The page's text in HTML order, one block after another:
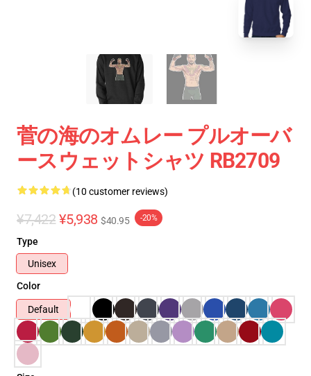
菅の海のオムレー プルオーバ
ースウェットシャツ RB2709
(10 customer reviews)
¥7,422 ¥5,938 $40.95 -20%
Type
Unisex
Color
Default